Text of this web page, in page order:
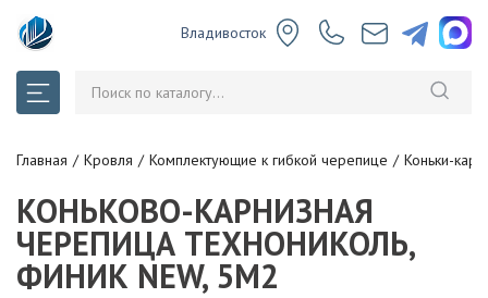
Владивосток
Главная Кровля Комплектующие к гибкой черепице Коньки-
КОНЬКОВО-КАРНИЗНАЯ
ЧЕРЕПИЦА ТЕХНОНИКОЛЬ,
ФИНИК NEW, 5М2